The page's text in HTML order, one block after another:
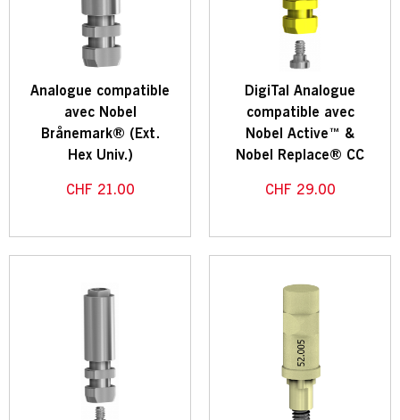
Analogue compatible
avec Nobel
Brånemark® (Ext.
Hex Univ.)
CHF 21.00
DigiTal Analogue
compatible avec
Nobel Active™ &
Nobel Replace® CC
CHF 29.00